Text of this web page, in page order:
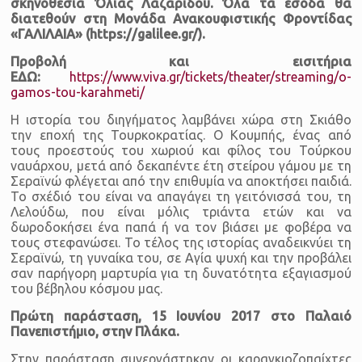
σκηνοθεσία Όλιας Λαζαρίδου. Όλα τα έσοδα θα
διατεθούν στη Μονάδα Ανακουφιστικής Φροντίδας
«ΓΑΛΙΛΑΙΑ» (https://galilee.gr/).
Προβολή και εισιτήρια
ΕΔΩ:
https://www.viva.gr/tickets/theater/streaming/o-
gamos-tou-karahmeti/
Η ιστορία του διηγήματος λαμβάνει χώρα στη Σκιάθο
την εποχή της Τουρκοκρατίας. Ο Κουμπής, ένας από
τους προεστούς του χωριού και φίλος του Τούρκου
ναυάρχου, μετά από δεκαπέντε έτη στείρου γάμου με τη
Σεραϊνώ φλέγεται από την επιθυμία να αποκτήσει παιδιά.
Το σχέδιό του είναι να απαγάγει τη γειτόνισσά του, τη
Λελούδω, που είναι μόλις τριάντα ετών και να
δωροδοκήσει ένα παπά ή να τον βιάσει με φοβέρα να
τους στεφανώσει. Το τέλος της ιστορίας αναδεικνύει τη
Σεραϊνώ, τη γυναίκα του, σε Αγία ψυχή και την προβάλει
σαν παρήγορη μαρτυρία για τη δυνατότητα εξαγιασμού
του βέβηλου κόσμου μας.
Πρώτη παράσταση, 15 Ιουνίου 2017 στο Παλαιό
Πανεπιστήμιο, στην Πλάκα.
Στην παράσταση συνεργάστηκαν οι καραγκιοζοπαίχτες